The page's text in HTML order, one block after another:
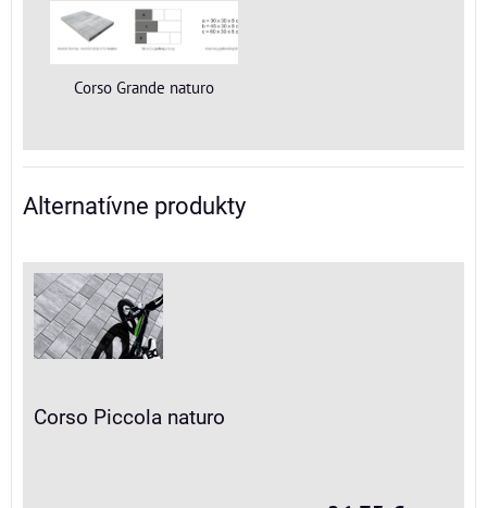
Corso Grande naturo
Alternatívne produkty
Corso Piccola naturo